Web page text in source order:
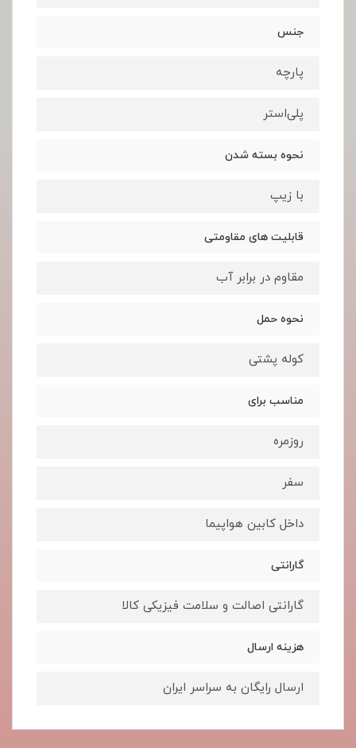
جنس
پارچه
پلی‌استر
نحوه بسته شدن
با زیپ
قابلیت های مقاومتی
مقاوم در برابر آب
نحوه حمل
کوله پشتی
مناسب برای
روزمره
سفر
داخل کابین هواپیما
گارانتی
گارانتی اصالت و سلامت فیزیکی کالا
هزینه ارسال
ارسال رایگان به سراسر ایران